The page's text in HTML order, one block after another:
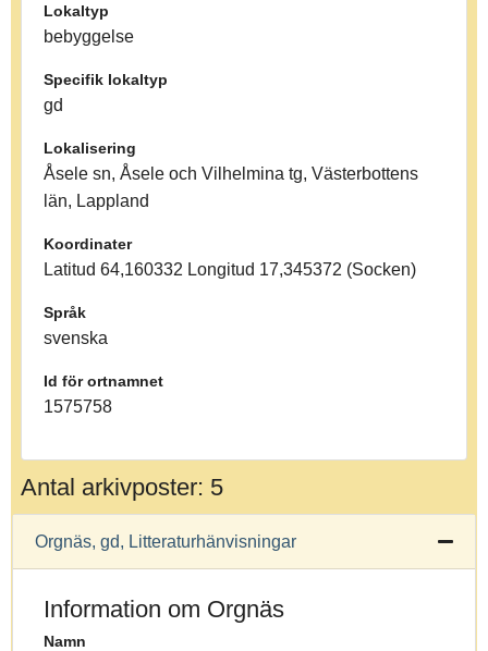
Lokaltyp
bebyggelse
Specifik lokaltyp
gd
Lokalisering
Åsele sn, Åsele och Vilhelmina tg, Västerbottens
län, Lappland
Koordinater
Latitud 64,160332 Longitud 17,345372 (Socken)
Språk
svenska
Id för ortnamnet
1575758
Antal arkivposter: 5
Orgnäs, gd, Litteraturhänvisningar
Information om Orgnäs
Namn